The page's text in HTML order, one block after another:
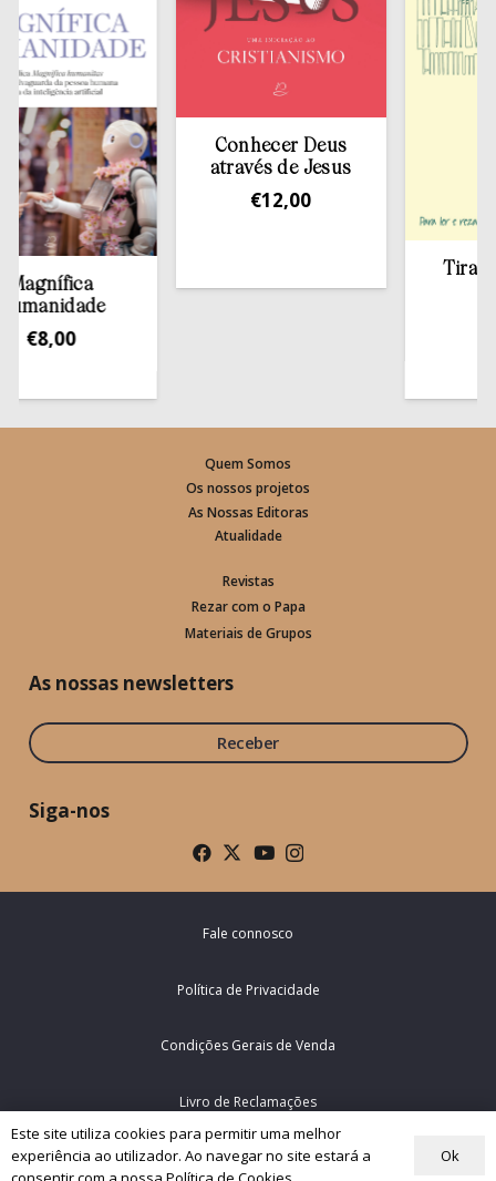
8,00
Conhecer Deus
através de Jesus
12,00
Tirar a
Quem Somos
Os nossos projetos
As Nossas Editoras
Atualidade
Revistas
Rezar com o Papa
Materiais de Grupos
As nossas newsletters
Receber
Siga-nos
© Rede Mundial da Oração do Papa – Portugal 2026
Fale connosco
Política de Privacidade
Condições Gerais de Venda
Livro de Reclamações
Este site utiliza cookies para permitir uma melhor
experiência ao utilizador. Ao navegar no site estará a
Ok